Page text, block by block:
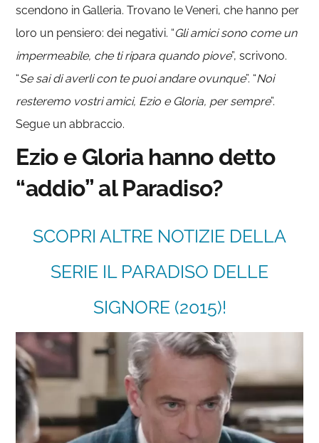
scendono in Galleria. Trovano le Veneri, che hanno per
loro un pensiero: dei negativi. “Gli amici sono come un
impermeabile, che ti ripara quando piove”, scrivono.
“Se sai di averli con te puoi andare ovunque”. “Noi
resteremo vostri amici, Ezio e Gloria, per sempre”.
Segue un abbraccio.
Ezio e Gloria hanno detto
“addio” al Paradiso?
SCOPRI ALTRE NOTIZIE DELLA
SERIE IL PARADISO DELLE
SIGNORE (2015)!